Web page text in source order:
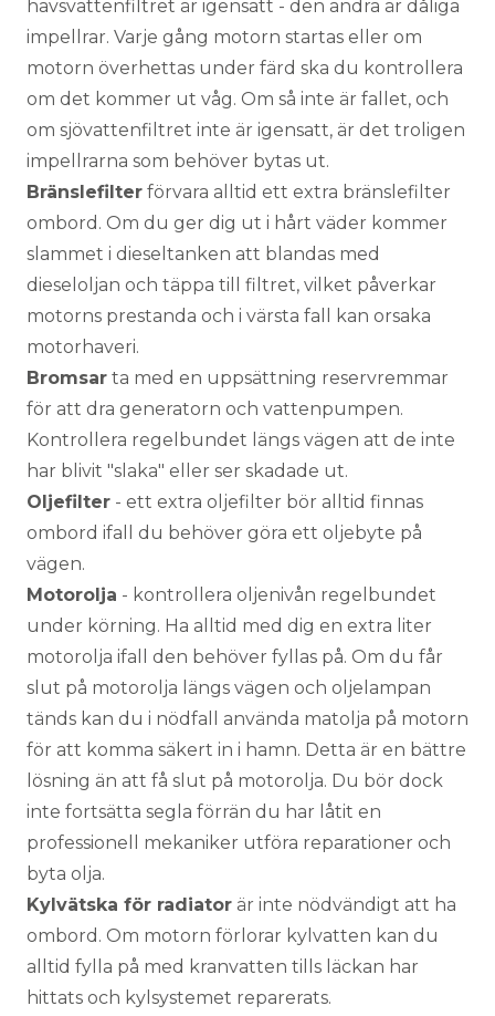
havsvattenfiltret är igensatt - den andra är dåliga
impellrar. Varje gång motorn startas eller om
motorn överhettas under färd ska du kontrollera
om det kommer ut våg. Om så inte är fallet, och
om sjövattenfiltret inte är igensatt, är det troligen
impellrarna som behöver bytas ut.
Bränslefilter förvara alltid ett extra bränslefilter
ombord. Om du ger dig ut i hårt väder kommer
slammet i dieseltanken att blandas med
dieseloljan och täppa till filtret, vilket påverkar
motorns prestanda och i värsta fall kan orsaka
motorhaveri.
Bromsar ta med en uppsättning reservremmar
för att dra generatorn och vattenpumpen.
Kontrollera regelbundet längs vägen att de inte
har blivit "slaka" eller ser skadade ut.
Oljefilter - ett extra oljefilter bör alltid finnas
ombord ifall du behöver göra ett oljebyte på
vägen.
Motorolja - kontrollera oljenivån regelbundet
under körning. Ha alltid med dig en extra liter
motorolja ifall den behöver fyllas på. Om du får
slut på motorolja längs vägen och oljelampan
tänds kan du i nödfall använda matolja på motorn
för att komma säkert in i hamn. Detta är en bättre
lösning än att få slut på motorolja. Du bör dock
inte fortsätta segla förrän du har låtit en
professionell mekaniker utföra reparationer och
byta olja.
Kylvätska för radiator är inte nödvändigt att ha
ombord. Om motorn förlorar kylvatten kan du
alltid fylla på med kranvatten tills läckan har
hittats och kylsystemet reparerats.